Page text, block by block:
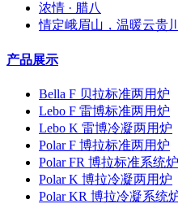
浓情 · 腊八
情定峨眉山，温暖云贵川
产品展示
Bella F 贝拉标准两用炉
Lebo F 雷博标准两用炉
Lebo K 雷博冷凝两用炉
Polar F 博拉标准两用炉
Polar FR 博拉标准系统炉
Polar K 博拉冷凝两用炉
Polar KR 博拉冷凝系统